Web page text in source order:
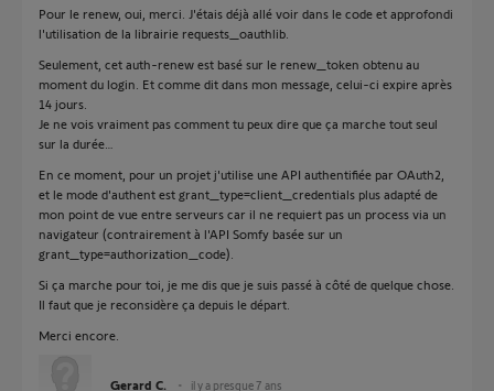
Pour le renew, oui, merci. J'étais déjà allé voir dans le code et approfondi
l'utilisation de la librairie requests_oauthlib.
Seulement, cet auth-renew est basé sur le renew_token obtenu au
moment du login. Et comme dit dans mon message, celui-ci expire après
14 jours.
Je ne vois vraiment pas comment tu peux dire que ça marche tout seul
sur la durée…
En ce moment, pour un projet j'utilise une API authentifiée par OAuth2,
et le mode d'authent est grant_type=client_credentials plus adapté de
mon point de vue entre serveurs car il ne requiert pas un process via un
navigateur (contrairement à l'API Somfy basée sur un
grant_type=authorization_code).
Si ça marche pour toi, je me dis que je suis passé à côté de quelque chose.
Il faut que je reconsidère ça depuis le départ.
Merci encore.
Gerard C. il y a presque 7 ans